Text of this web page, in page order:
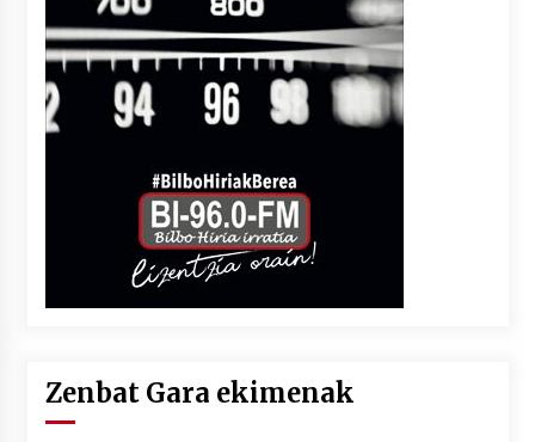
Zenbat Gara ekimenak